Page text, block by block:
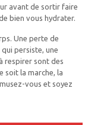
avant de sortir faire
bien vous hydrater.
Une perte de
persiste, une
respirer sont des
soit la marche, la
vous et soyez